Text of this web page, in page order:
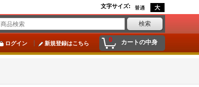
文字サイズ:
0 カートの中身
ログイン 新規登録はこちら